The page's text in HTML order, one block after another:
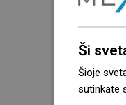
Ši
Šioje
sutinkate